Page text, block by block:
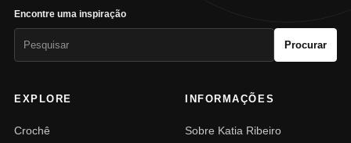
Encontre uma inspiração
Procurar
EXPLORE
Crochê
INFORMAÇÕES
Sobre Katia Ribeiro